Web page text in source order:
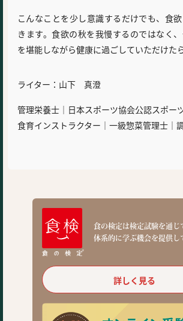
こんなことを少し意識するだけでも、食
きます。食欲の秋を我慢するのではなく
を堪能しながら健康に過ごしていただけた
ライター：山下 真澄
管理栄養士｜日本スポーツ協会公認スポー
食育インストラクター｜一級惣菜管理士｜
食の検定は検定試験を通じ
体系的に学ぶ機会を提供し
詳しく見る